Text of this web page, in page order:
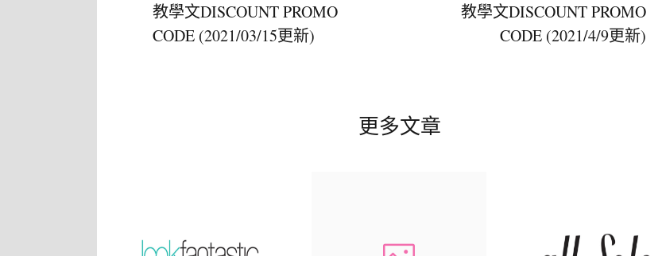
教學文DISCOUNT PROMO
CODE (2021/03/15更新)
教學文DISCOUNT PROMO
CODE (2021/4/9更新)
更多文章